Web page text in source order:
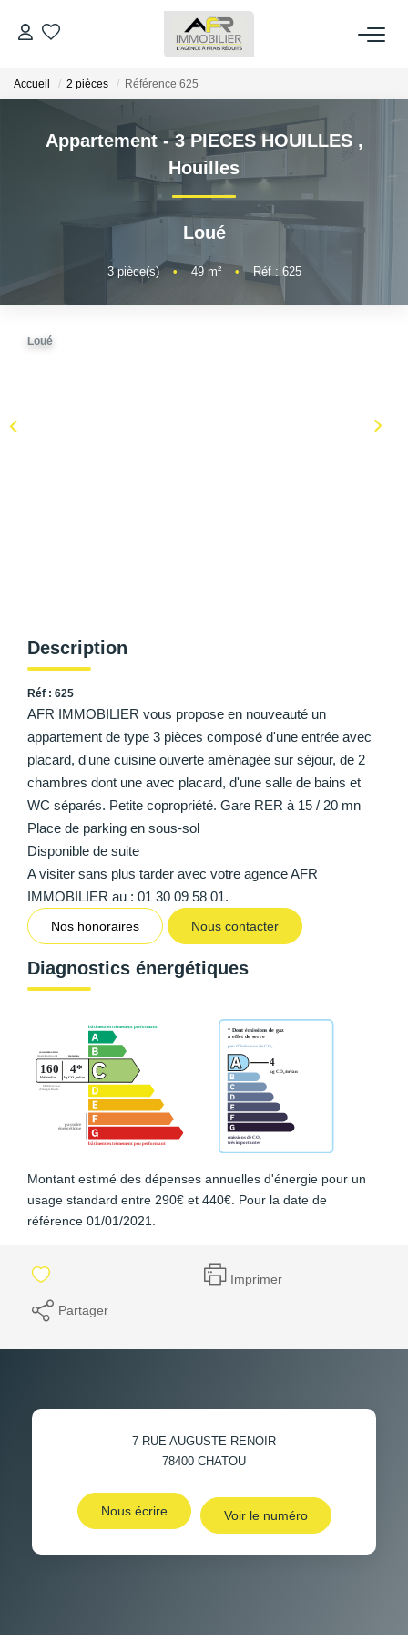
ACHETER
LOUER
ESTIMER
FAIRE GÉRER
NOS AGENCES
Accueil 2 pièces Référence 625
Appartement - 3 PIECES HOUILLES ,
Houilles
Loué
3pièce(s) • 49m² • Réf : 625
Loué
Description
Réf : 625
AFR IMMOBILIER vous propose en nouveauté un
appartement de type 3 pièces composé d'une entrée avec
placard, d'une cuisine ouverte aménagée sur séjour, de 2
chambres dont une avec placard, d'une salle de bains et
WC séparés. Petite copropriété. Gare RER à 15 / 20 mn
Place de parking en sous-sol
Disponible de suite
A visiter sans plus tarder avec votre agence AFR
IMMOBILIER au : 01 30 09 58 01.
Nos honoraires Nous contacter
Diagnostics énergétiques
Montant estimé des dépenses annuelles d'énergie pour un
usage standard entre 290€ et 440€. Pour la date de
référence 01/01/2021.
Imprimer
Partager
7 RUE AUGUSTE RENOIR
78400 CHATOU
Nous écrire Voir le numéro